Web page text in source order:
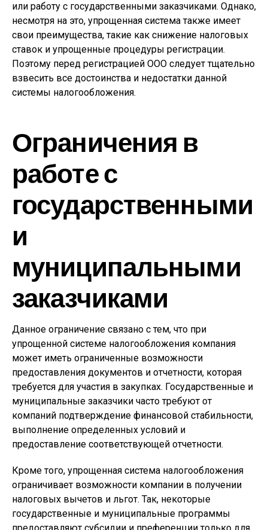
или работу с государственными заказчиками. Однако,
несмотря на это, упрощенная система также имеет
свои преимущества, такие как снижение налоговых
ставок и упрощенные процедуры регистрации.
Поэтому перед регистрацией ООО следует тщательно
взвесить все достоинства и недостатки данной
системы налогообложения.
Ограничения в
работе с
государственными
и
муниципальными
заказчиками
Данное ограничение связано с тем, что при
упрощенной системе налогообложения компания
может иметь ограниченные возможности
предоставления документов и отчетности, которая
требуется для участия в закупках. Государственные и
муниципальные заказчики часто требуют от
компаний подтверждение финансовой стабильности,
выполнение определенных условий и
предоставление соответствующей отчетности.
Кроме того, упрощенная система налогообложения
ограничивает возможности компании в получении
налоговых вычетов и льгот. Так, некоторые
государственные и муниципальные программы